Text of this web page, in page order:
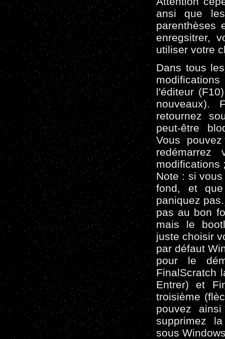
ansi que les
parenthèses
enregsitrer,
utiliser votre
Dans tous
l'éditeur
nouveaux).
retournez
peut-être
Vous
redémarrez
modifications
Note : si
fond, et
paniquez
pas au bon
mais le
juste choisir
par défaut
pour le
FinalScratch
Entrer) et
troisième
pouvez
supprimez
sous